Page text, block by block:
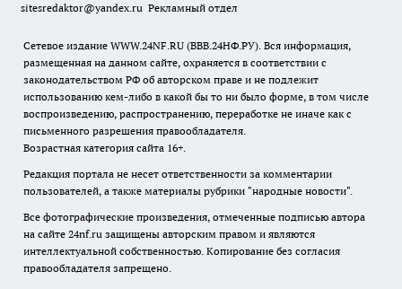
sitesredaktor@yandex.ru Рекламный отдел
Сетевое издание WWW.24NF.RU (ВВВ.24НФ.РУ). Вся информация,
размещенная на данном сайте, охраняется в соответствии с
законодательством РФ об авторском праве и не подлежит
использованию кем-либо в какой бы то ни было форме, в том числе
воспроизведению, распространению, переработке не иначе как с
письменного разрешения правообладателя.
Возрастная категория сайта 16+.
Редакция портала не несет ответственности за комментарии
пользователей, а также материалы рубрики "народные новости".
Все фотографические произведения, отмеченные подписью автора
на сайте 24nf.ru защищены авторским правом и являются
интеллектуальной собственностью. Копирование без согласия
правообладателя запрещено.